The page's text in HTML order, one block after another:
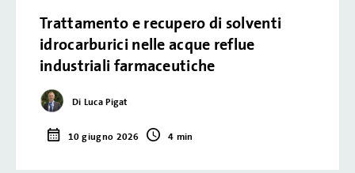
Trattamento e recupero di solventi
idrocarburici nelle acque reflue
industriali farmaceutiche
Di Luca Pigat
10 giugno 2026 4 min